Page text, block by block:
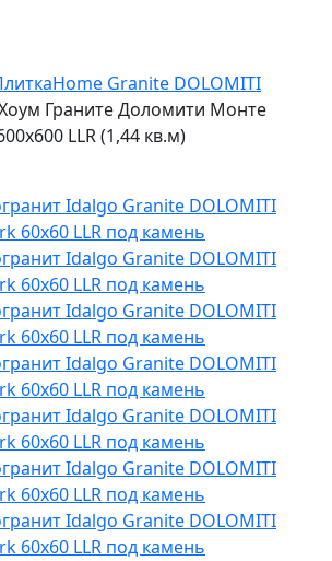
Home Granite DOLOMITI
Граните Доломити Монте
LLR (1,44 кв.м)